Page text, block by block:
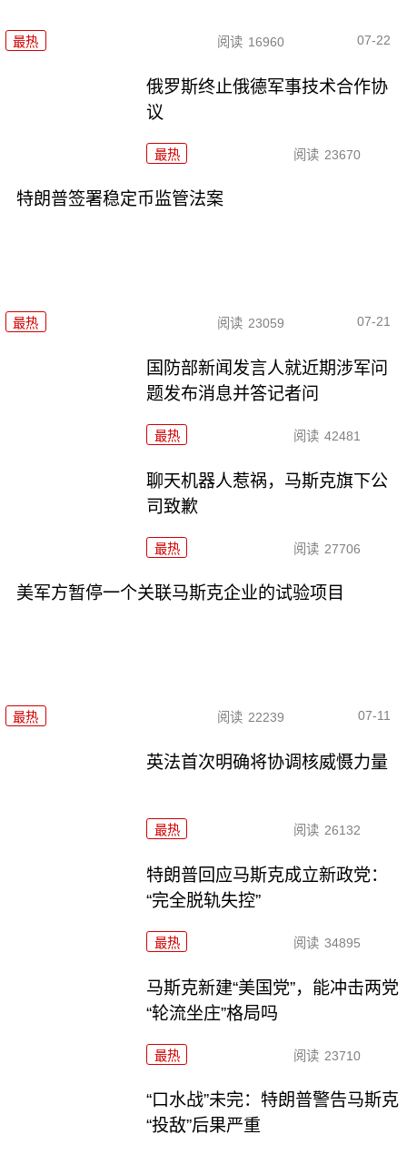
最热 阅读 16960 07-22
俄罗斯终止俄德军事技术合作协
议
最热 阅读 23670
特朗普签署稳定币监管法案
最热 阅读 23059 07-21
国防部新闻发言人就近期涉军问
题发布消息并答记者问
最热 阅读 42481
聊天机器人惹祸，马斯克旗下公
司致歉
最热 阅读 27706
美军方暂停一个关联马斯克企业的试验项目
最热 阅读 22239 07-11
英法首次明确将协调核威慑力量
最热 阅读 26132
特朗普回应马斯克成立新政党：
“完全脱轨失控”
最热 阅读 34895
马斯克新建“美国党”，能冲击两党
“轮流坐庄”格局吗
最热 阅读 23710
“口水战”未完：特朗普警告马斯克
“投敌”后果严重